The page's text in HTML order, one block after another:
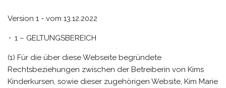
Version 1 - vom 13.12.2022
1 – GELTUNGSBEREICH
(1) Für die über diese Webseite begründete
Rechtsbeziehungen zwischen der Betreiberin von Kims
Kinderkursen, sowie dieser zugehörigen Website, Kim Marie